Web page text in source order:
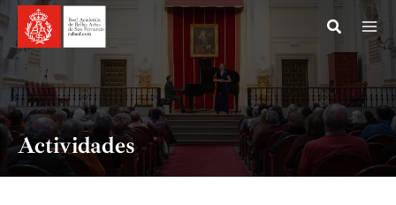
Ir
al
contenido
Actividades